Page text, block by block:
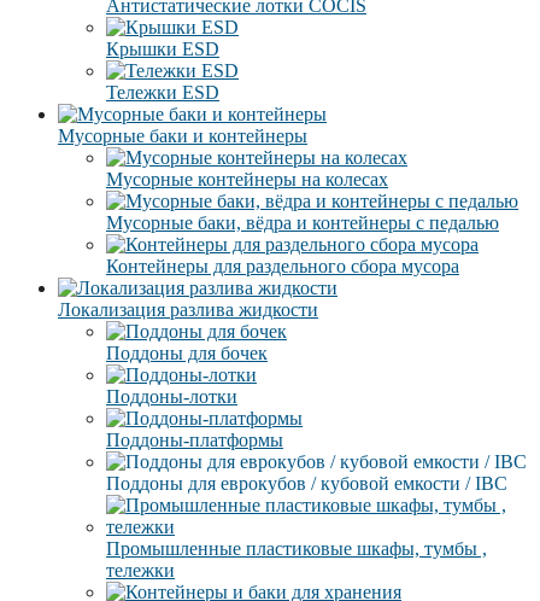
Антистатические лотки COCIS
Крышки ESD
Тележки ESD
Мусорные баки и контейнеры
Мусорные контейнеры на колесах
Мусорные баки, вёдра и контейнеры с педалью
Контейнеры для раздельного сбора мусора
Локализация разлива жидкости
Поддоны для бочек
Поддоны-лотки
Поддоны-платформы
Поддоны для еврокубов / кубовой емкости / IBC
Промышленные пластиковые шкафы, тумбы ,
тележки